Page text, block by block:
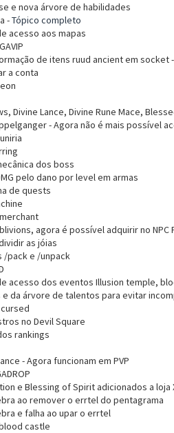
e nova árvore de habilidades
-Tópico completo
acesso aos mapas
de itens ruud ancient em socket -
a conta
Divine Lance, Divine Rune Mace,
- Agora não é mais possível
dos boss
pelo dano por level em armas
de quests
agora é possível adquirir no NPC
as jóias
/pack e /unpack
acesso dos eventos Illusion temple,
da árvore de talentos para evitar
no Devil Square
rankings
- Agora funcionam em PVP
e Blessing of Spirit adicionados a loja
ao remover o errtel do pentagrama
e falha ao upar o errtel
castle